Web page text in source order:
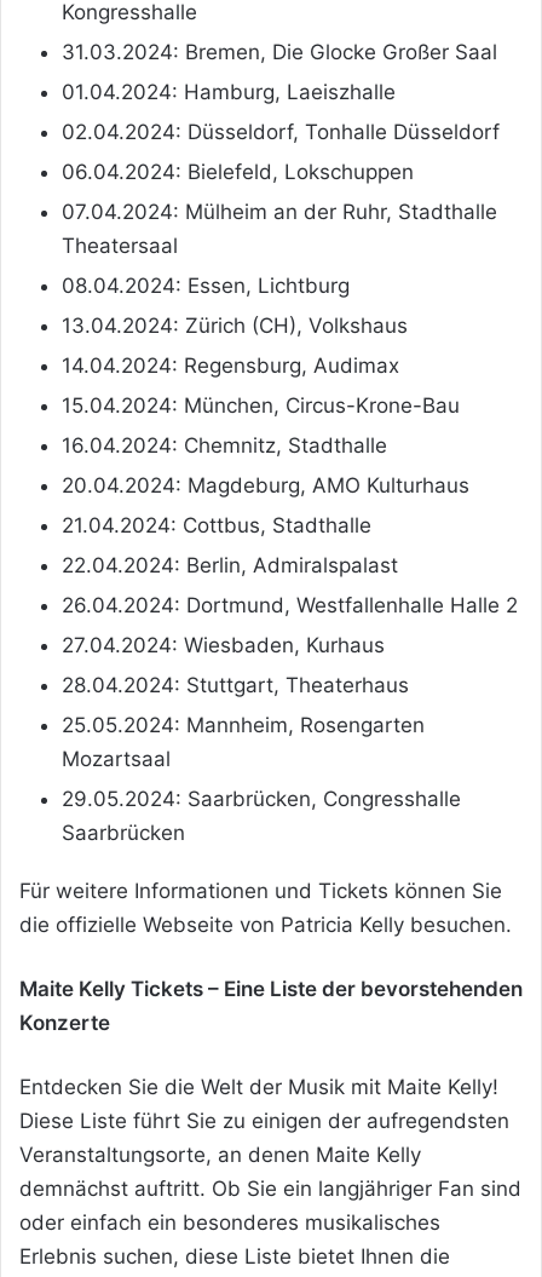
Kongresshalle
31.03.2024: Bremen, Die Glocke Großer Saal
01.04.2024: Hamburg, Laeiszhalle
02.04.2024: Düsseldorf, Tonhalle Düsseldorf
06.04.2024: Bielefeld, Lokschuppen
07.04.2024: Mülheim an der Ruhr, Stadthalle
Theatersaal
08.04.2024: Essen, Lichtburg
13.04.2024: Zürich (CH), Volkshaus
14.04.2024: Regensburg, Audimax
15.04.2024: München, Circus-Krone-Bau
16.04.2024: Chemnitz, Stadthalle
20.04.2024: Magdeburg, AMO Kulturhaus
21.04.2024: Cottbus, Stadthalle
22.04.2024: Berlin, Admiralspalast
26.04.2024: Dortmund, Westfallenhalle Halle 2
27.04.2024: Wiesbaden, Kurhaus
28.04.2024: Stuttgart, Theaterhaus
25.05.2024: Mannheim, Rosengarten
Mozartsaal
29.05.2024: Saarbrücken, Congresshalle
Saarbrücken
Für weitere Informationen und Tickets können Sie
die offizielle Webseite von Patricia Kelly besuchen.
Maite Kelly Tickets – Eine Liste der bevorstehenden
Konzerte
Entdecken Sie die Welt der Musik mit Maite Kelly!
Diese Liste führt Sie zu einigen der aufregendsten
Veranstaltungsorte, an denen Maite Kelly
demnächst auftritt. Ob Sie ein langjähriger Fan sind
oder einfach ein besonderes musikalisches
Erlebnis suchen, diese Liste bietet Ihnen die